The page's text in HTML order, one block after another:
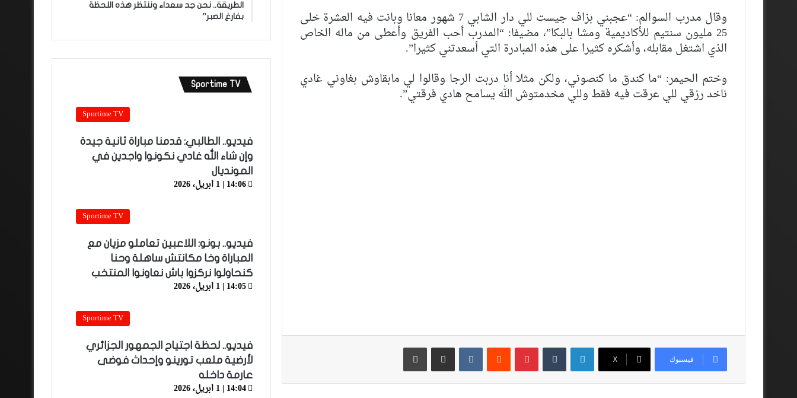
وقال مدرب السوالم: “عجبني بزاف جيست للي دار الشابي 7 شهور معانا وبانت فيه العشرة خلى
25 مليون سنتيم للأكاديمية ومشا بالبكا”، مضيفا: “المدرب أحب الفريق وأعطى من ماله الخاص
الذي اشتغل مقابله، وأشكره كثيرا على هذه المبادرة التي أسعدتني كثيرا”.
وختم الحيمر: “ما كندق ما كنصوني، ولكن مثلا أنا دربت الرجا وقالوا لي مابقاوش بغاوني غادي
ناخد رزقي للي عرقت فيه فقط وللي مخدمتوش الله يسامح هادي فرقتي”.
فيسبوك ‫X
لينكدإن بينتيريست مشاركة عبر البريد طباعة
حسنية أكادير
مؤجلات البطولة بعد التوقف الدولي
الطريقة.. نحن جد سعداء وننتظر هذه اللحظة
بفارغ الصبر”
Sportime TV
Sportime TV
فيديو.. الطالبي: قدمنا مباراة ثانية جيدة
وإن شاء الله غادي نكونوا واجدين في
المونديال
14:06 | 1 أبريل، 2026
Sportime TV
فيديو.. بونو: اللاعبين تعاملو مزيان مع
المباراة وخا مكانتش ساهلة وحنا
كنحاولوا نركزوا باش نعاونوا المنتخب
14:05 | 1 أبريل، 2026
Sportime TV
فيديو.. لحظة اجتياح الجمهور الجزائري
لأرضية ملعب تورينو وإحداث فوضى
عارمة داخله
14:04 | 1 أبريل، 2026